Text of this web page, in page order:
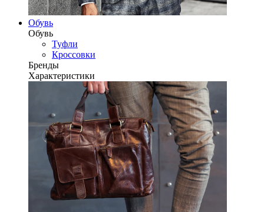
Обувь
Обувь
Туфли
Кроссовки
Бренды
Характеристики